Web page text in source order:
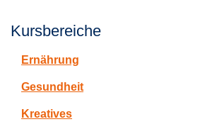
Kursbereiche
Ernährung
Gesundheit
Kreatives